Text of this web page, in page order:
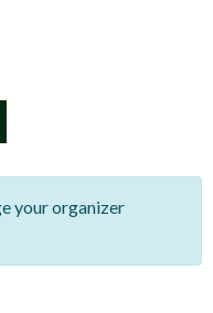
your organizer